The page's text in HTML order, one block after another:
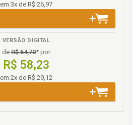
em 3x de R$ 26,97
VERSÃO DIGITAL
de R$ 64,70* por
R$ 58,23
em 2x de R$ 29,12